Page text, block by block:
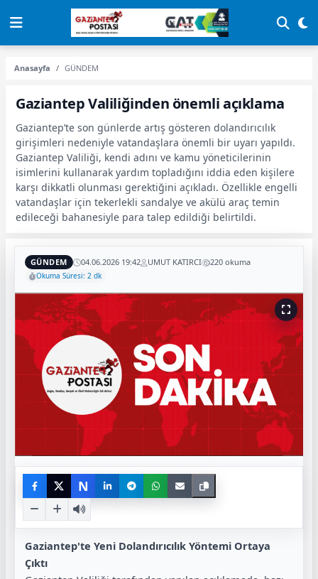
Anasayfa GÜNDEM
Gaziantep Valiliğinden önemli açıklama
Gaziantep’te son günlerde artış gösteren dolandırıcılık
girişimleri nedeniyle vatandaşlara önemli bir uyarı yapıldı.
Gaziantep Valiliği, kendi adını ve kamu yöneticilerinin
isimlerini kullanarak yardım topladığını iddia eden kişilere
karşı dikkatli olunması gerektiğini açıkladı. Özellikle engelli
vatandaşlar için tekerlekli sandalye ve akülü araç temin
edileceği bahanesiyle para talep edildiği belirtildi.
GÜNDEM 04.06.2026 19:42 UMUT KATIRCI 220 okuma
Okuma Süresi: 2 dk
N
Gaziantep'te Yeni Dolandırıcılık Yöntemi Ortaya
Çıktı